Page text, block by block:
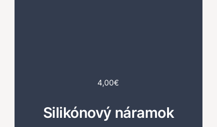
4,00€
Silikónový náramok